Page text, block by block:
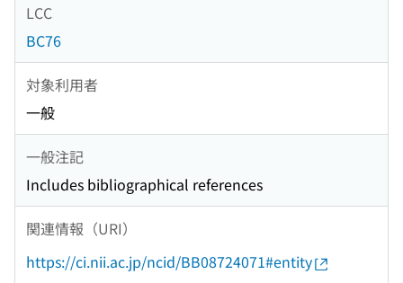
LCC
BC76
対象利用者
一般
一般注記
Includes bibliographical references
関連情報（URI）
https://ci.nii.ac.jp/ncid/BB08724071#entity